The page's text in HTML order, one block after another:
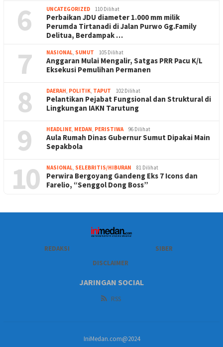
6 UNCATEGORIZED 110 Dilihat
Perbaikan JDU diameter 1.000 mm milik
Perumda Tirtanadi di Jalan Purwo Gg.Family
Delitua, Berdampak …
7 NASIONAL, SUMUT 105 Dilihat
Anggaran Mulai Mengalir, Satgas PRR Pacu K/L
Eksekusi Pemulihan Permanen
8 DAERAH, POLITIK, TAPUT 102 Dilihat
Pelantikan Pejabat Fungsional dan Struktural di
Lingkungan IAKN Tarutung
9 HEADLINE, MEDAN, PERISTIWA 96 Dilihat
Aula Rumah Dinas Gubernur Sumut Dipakai Main
Sepakbola
10 NASIONAL, SELEBRITIS/HIBURAN 81 Dilihat
Perwira Bergoyang Gandeng Eks 7 Icons dan
Farelio, “Senggol Dong Boss”
REDAKSI
SIBER
DISCLAIMER
JARINGAN SOCIAL
RSS
IniMedan.com@2024